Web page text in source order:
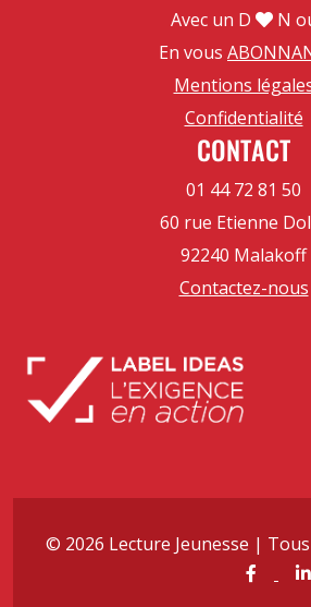
Avec un D
N
En vous
Mentions
Confidentialité
CONTACT
01 44 72 81 50
60 rue Etienne
92240 Malakoff
Contactez-nous
© 2026 Lecture Jeunesse |